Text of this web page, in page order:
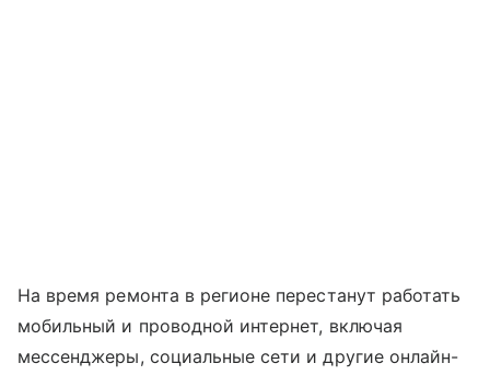
На время ремонта в регионе перестанут работать
мобильный и проводной интернет, включая
мессенджеры, социальные сети и другие онлайн-